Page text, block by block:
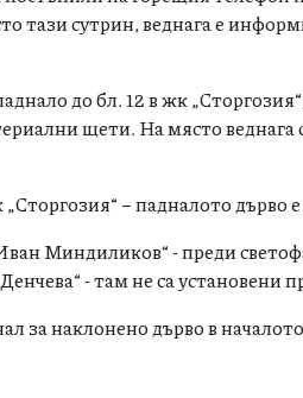
постъпили на горещия
на горещия телефон
сутрин, веднага е
до бл. 12 в жк „Сторгозия“
щети. На място веднага
– падналото дърво е
Миндиликов“ - преди